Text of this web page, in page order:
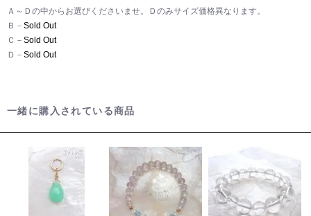
Ａ～Ｄの中からお選びくださいませ。Ｄのみサイズ価格異なります。
Ｂ－ Sold Out
Ｃ－ Sold Out
Ｄ－ Sold Out
一緒に購入されている商品